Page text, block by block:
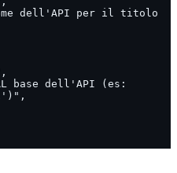
dell'API per il titolo
base dell'API (es: